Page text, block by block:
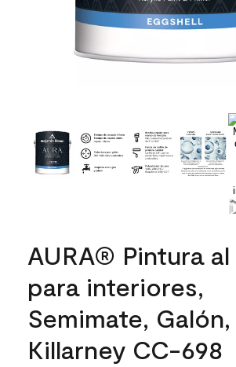
AURA® Pintura al
para interiores,
Semimate, Galón,
Killarney CC-698